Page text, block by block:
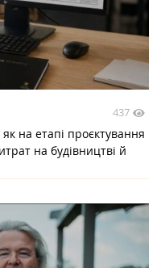
437
на етапі проєктування
на будівництві й